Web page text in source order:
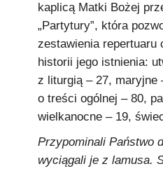
kaplicą Matki Bożej
„Partytury”, która
zestawienia repertuaru
historii jego istnienia:
z liturgią – 27, maryjne
o treści ogólnej – 80,
wielkanocne – 19,
Przypominali Państwo
wyciągali je z lamusa.